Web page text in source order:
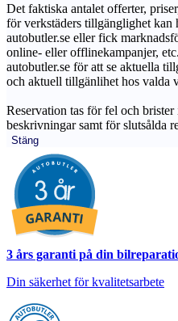
Det faktiska antalet offerter,
för verkstäders tillgänglighet kan
autobutler.se eller fick
online- eller offlinekampanjer,
autobutler.se för att se aktuella
och aktuell tillgänlihet hos valda
Reservation tas för fel och
beskrivningar samt för slutsålda
Stäng
3 års garanti på din
Din säkerhet för kvalitetsarbete